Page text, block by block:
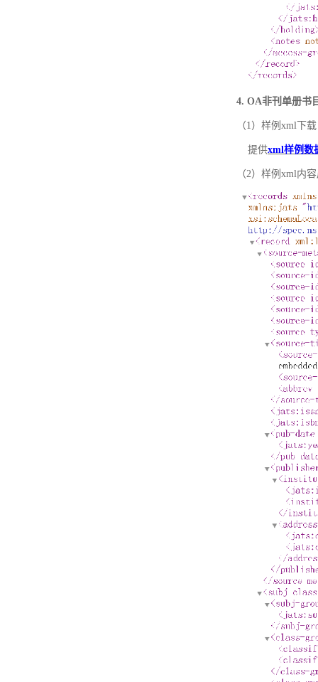
4. OA非刊单册书
（1）样例xml下载
提供xml样例数
（2）样例xml内